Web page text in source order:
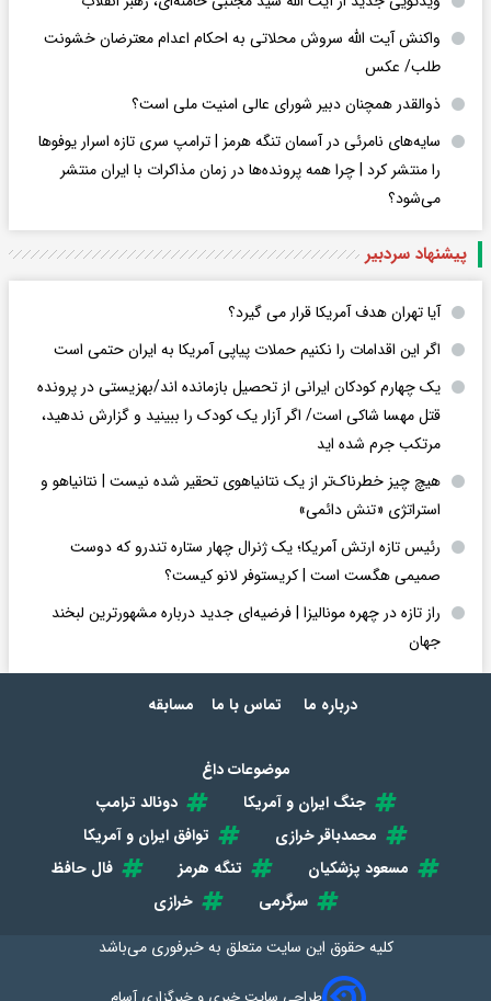
واکنش آیت الله سروش محلاتی به احکام اعدام معترضان خشونت
طلب/ عکس
ذوالقدر همچنان دبیر شورای ‌عالی امنیت ملی است؟
سایه‌های نامرئی در آسمان تنگه هرمز | ترامپ سری تازه اسرار یوفوها
را منتشر کرد | چرا همه پرونده‌ها در زمان مذاکرات با ایران منتشر
می‌شود؟
پیشنهاد سردبیر
آیا تهران هدف آمریکا قرار می گیرد؟
اگر این اقدامات را نکنیم حملات پیاپی آمریکا به ایران حتمی است
یک چهارم کودکان ایرانی از تحصیل بازمانده اند/بهزیستی در پرونده
قتل مهسا شاکی است/ اگر آزار یک کودک را ببینید و گزارش ندهید،
مرتکب جرم شده اید
هیچ چیز خطرناک‌تر از یک نتانیاهوی تحقیر شده نیست | نتانیاهو و
استراتژی «تنش دائمی»
رئیس تازه ارتش آمریکا؛ یک ژنرال چهار ستاره تندرو که دوست
صمیمی هگست است | کریستوفر لانو کیست؟
راز تازه در چهره مونالیزا | فرضیه‌ای جدید درباره مشهورترین لبخند
جهان
درباره ما تماس با ما مسابقه
موضوعات داغ
جنگ ایران و آمریکا
دونالد ترامپ
محمدباقر خرازی
توافق ایران و آمریکا
مسعود پزشکیان
تنگه هرمز
فال حافظ
سرگرمی
خرازی
کلیه حقوق این سایت متعلق بهخبرفوری می‌باشد